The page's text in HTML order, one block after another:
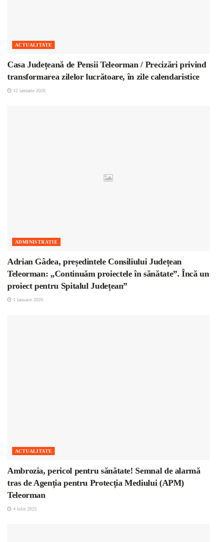
ACTUALITATE
Casa Județeană de Pensii Teleorman / Precizări privind
transformarea zilelor lucrătoare, în zile calendaristice
12 ianuarie 2026
ADMINISTRAȚIE
Adrian Gâdea, președintele Consiliului Județean
Teleorman: „Continuăm proiectele în sănătate”. Încă un
proiect pentru Spitalul Județean”
1 ianuarie 2026
ACTUALITATE
Ambrozia, pericol pentru sănătate! Semnal de alarmă
tras de Agenția pentru Protecția Mediului (APM)
Teleorman
4 iulie 2025